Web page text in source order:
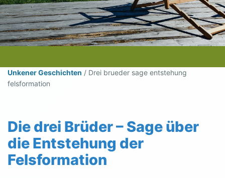
Unkener Geschichten / Drei brueder sage entstehung
felsformation
Die drei Brüder – Sage über
die Entstehung der
Felsformation